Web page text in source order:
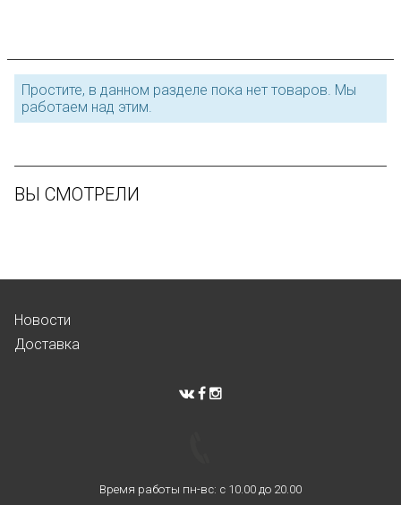
Простите, в данном разделе пока нет товаров. Мы
работаем над этим.
ВЫ СМОТРЕЛИ
Новости
Доставка
Время работы пн-вс: с 10.00 до 20.00